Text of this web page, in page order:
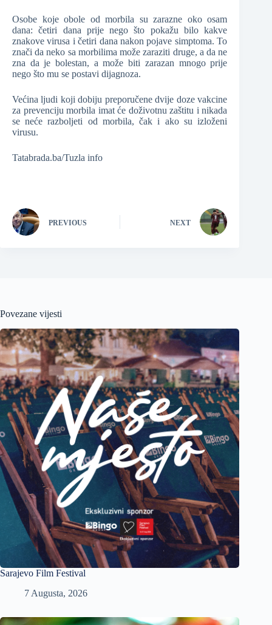
Osobe koje obole od morbila su zarazne oko osam
dana: četiri dana prije nego što pokažu bilo kakve
znakove virusa i četiri dana nakon pojave simptoma. To
znači da neko sa morbilima može zaraziti druge, a da ne
zna da je bolestan, a može biti zarazan mnogo prije
nego što mu se postavi dijagnoza.
Većina ljudi koji dobiju preporučene dvije doze vakcine
za prevenciju morbila imat će doživotnu zaštitu i nikada
se neće razboljeti od morbila, čak i ako su izloženi
virusu.
Tatabrada.ba/Tuzla info
PREVIOUS NEXT
Povezane vijesti
Sarajevo Film Festival
7 Augusta, 2026